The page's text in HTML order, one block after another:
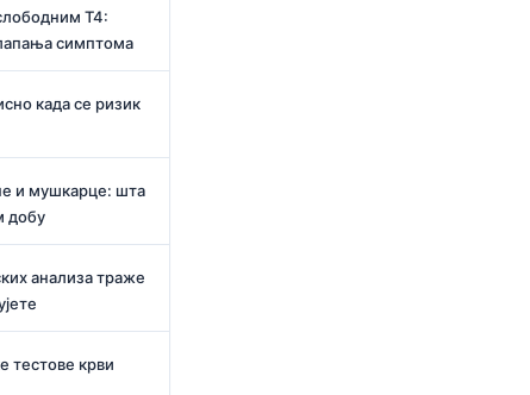
T4:
симптома
када се ризик
и мушкарце: шта
добу
анализа траже
тестове крви